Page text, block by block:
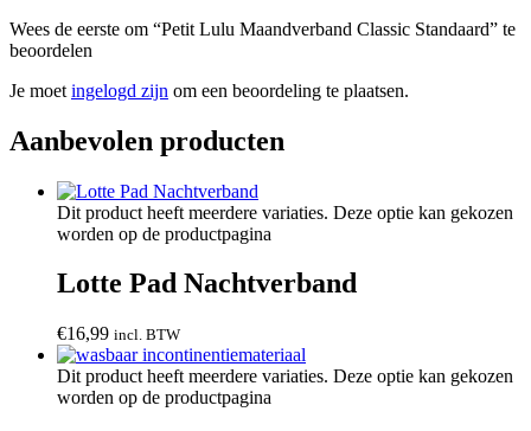
Wees de eerste om “Petit Lulu Maandverband Classic Standaard” te
beoordelen
Je moet ingelogd zijn om een beoordeling te plaatsen.
Aanbevolen producten
Dit product heeft meerdere variaties. Deze optie kan gekozen
worden op de productpagina
Lotte Pad Nachtverband
€16,99 incl. BTW
Dit product heeft meerdere variaties. Deze optie kan gekozen
worden op de productpagina